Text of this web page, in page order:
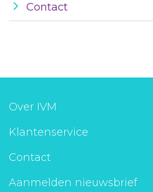
Contact
Over IVM
Klantenservice
Contact
Aanmelden nieuwsbrief